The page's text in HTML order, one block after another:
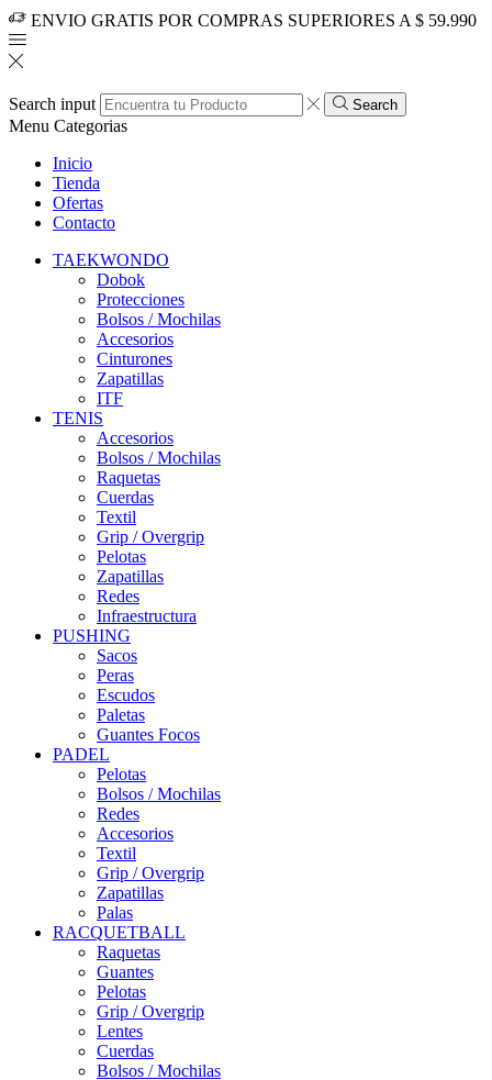
ENVIO GRATIS POR COMPRAS SUPERIORES A $ 59.990
Search input Search
Menu Categorias
Inicio
Tienda
Ofertas
Contacto
TAEKWONDO
Dobok
Protecciones
Bolsos / Mochilas
Accesorios
Cinturones
Zapatillas
ITF
TENIS
Accesorios
Bolsos / Mochilas
Raquetas
Cuerdas
Textil
Grip / Overgrip
Pelotas
Zapatillas
Redes
Infraestructura
PUSHING
Sacos
Peras
Escudos
Paletas
Guantes Focos
PADEL
Pelotas
Bolsos / Mochilas
Redes
Accesorios
Textil
Grip / Overgrip
Zapatillas
Palas
RACQUETBALL
Raquetas
Guantes
Pelotas
Grip / Overgrip
Lentes
Cuerdas
Bolsos / Mochilas